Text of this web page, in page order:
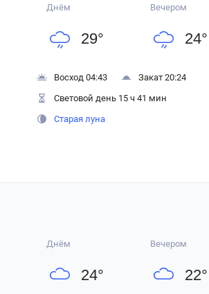
Днём
29°
Вечером
24°
Восход 04:43
Закат 20:24
Световой день 15 ч 41 мин
Старая луна
Днём
24°
Вечером
22°